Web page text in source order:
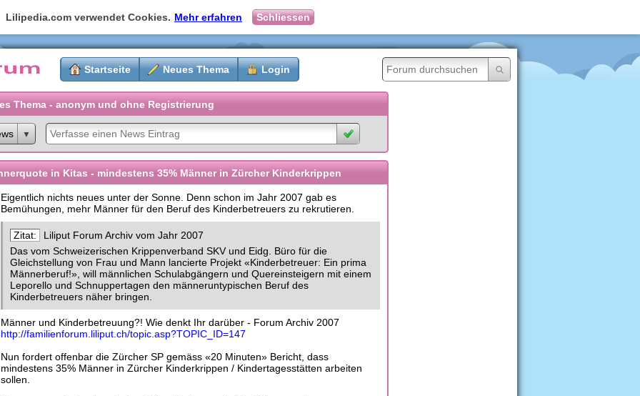
Lilipedia.com verwendet Cookies. Mehr erfahren Schliessen
Startseite Neues Thema Login
Thema - anonym und ohne Registrierung
in Kitas - mindestens 35% Männer in Zürcher Kinderkrippen
Eigentlich nichts neues unter der Sonne. Denn schon im Jahr 2007 gab es
Bemühungen, mehr Männer für den Beruf des Kinderbetreuers zu rekrutieren.
Liliput Forum Archiv vom Jahr 2007
Das vom Schweizerischen Krippenverband SKV und Eidg. Büro für die
Gleichstellung von Frau und Mann lancierte Projekt «Kinderbetreuer: Ein prima
Männerberuf!», will männlichen Schulabgängern und Quereinsteigern mit einem
Leporello und Schnuppertagen den männeruntypischen Beruf des
Kinderbetreuers näher bringen.
Männer und Kinderbetreuung?! Wie denkt Ihr darüber - Forum Archiv 2007
http://familienforum.liliput.ch/topic.asp?TOPIC_ID=147
Nun fordert offenbar die Zürcher SP gemäss «20 Minuten» Bericht, dass
mindestens 35% Männer in Zürcher Kinderkrippen / Kindertagesstätten arbeiten
sollen.